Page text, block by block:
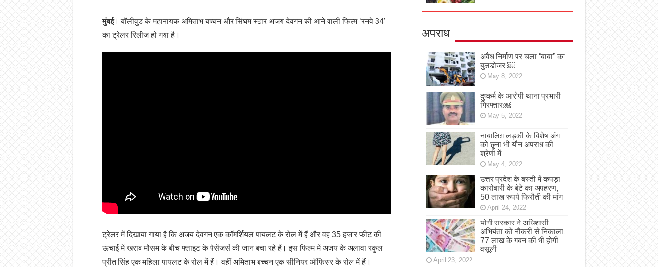
मुंबई। बॉलीवुड के महानायक अमिताभ बच्चन और सिंघम स्टार अजय देवगन की आने वाली फिल्म ‘रनवे 34’
का ट्रेलर रिलीज हो गया है।
ट्रेलर में दिखाया गाया है कि अजय देवगन एक कॉमर्शियल पायलट के रोल में हैं और वह 35 हजार फीट की
ऊंचाई में खराब मौसम के बीच फ्लाइट के पैसेंजर्स की जान बचा रहे हैं। इस फिल्म में अजय के अलावा रकुल
प्रीत सिंह एक महिला पायलट के रोल में हैं। वहीं अमिताभ बच्चन एक सीनियर ऑफिसर के रोल में हैं।
अपराध
अवैध निर्माण पर चला “बाबा” का
बुलडोजर ￼
May 8, 2022
दुष्कर्म के आरोपी थाना प्रभारी
गिरफ्तार￼
May 5, 2022
नाबालिग़ लड़की के विशेष अंग
को छूना भी यौन अपराध की
श्रेणी में
May 4, 2022
उत्तर प्रदेश के बस्ती में कपड़ा
कारोबारी के बेटे का अपहरण,
50 लाख रुपये फिरौती की मांग
April 24, 2022
योगी सरकार ने अधिशासी
अभियंता को नौकरी से निकाला,
77 लाख के गबन की भी होगी
वसूली
April 23, 2022